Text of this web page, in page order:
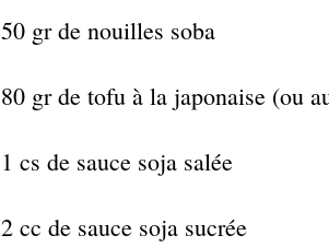
50 gr de nouilles soba
80 gr de tofu à la japonaise (ou
1 cs de sauce soja salée
2 cc de sauce soja sucrée